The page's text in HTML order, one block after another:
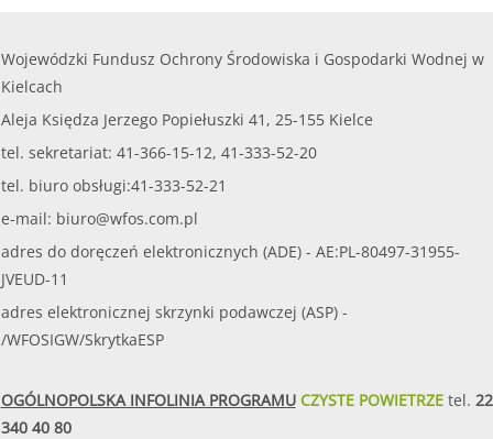
Wojewódzki Fundusz Ochrony Środowiska i Gospodarki Wodnej w
Kielcach
Aleja Księdza Jerzego Popiełuszki 41, 25-155 Kielce
tel. sekretariat: 41-366-15-12, 41-333-52-20
tel. biuro obsługi:41-333-52-21
e-mail: biuro@wfos.com.pl
adres do doręczeń elektronicznych (ADE) - AE:PL-80497-31955-
JVEUD-11
adres elektronicznej skrzynki podawczej (ASP) -
/WFOSIGW/SkrytkaESP
OGÓLNOPOLSKA INFOLINIA PROGRAMUCZYSTE POWIETRZEtel. 22
340 40 80